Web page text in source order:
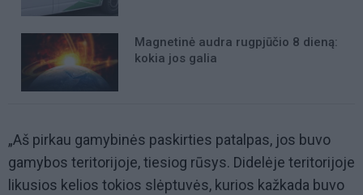
Magnetinė audra rugpjūčio 8 dieną:
kokia jos galia
„Aš pirkau gamybinės paskirties patalpas, jos buvo
gamybos teritorijoje, tiesiog rūsys. Didelėje teritorijoje
likusios kelios tokios slėptuvės, kurios kažkada buvo